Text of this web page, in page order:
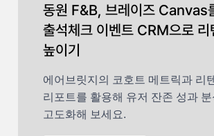
동원 F&B, 브레이즈 Canvas
출석체크 이벤트 CRM으로 리
높이기
에어브릿지의 코호트 메트릭과 리
리포트를 활용해 유저 잔존 성과 분
고도화해 보세요.